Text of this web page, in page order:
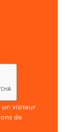
un visiteur
de